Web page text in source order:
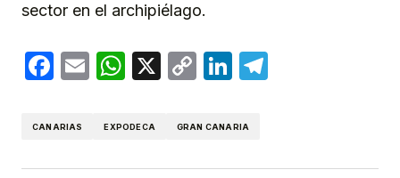
sector en el archipiélago.
Facebook
EmailWhatsApp
X
CopyLinkedIn
CANARIAS EXPODECA GRAN CANARIA